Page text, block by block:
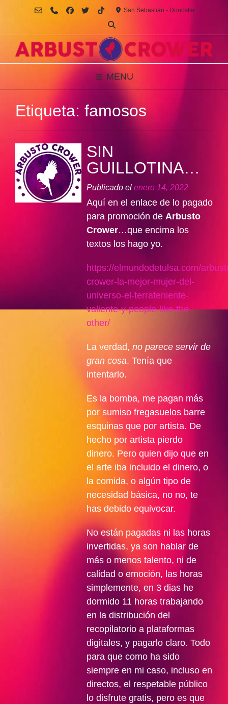
contenido
San Sebastian - Donostia
MENU
Etiqueta: famosos
SIN
GUILLOTINA…
Publicado el enero 14, 2022
Aquí en el enlace de lo pagado
para promoción de Arbusto
Crower…que encima los
textos los hago yo.
https://elmundodetulsa.com/
crower-la-mejor-mujer-del-
universo-el-terrateniente-
valiente-y-people-like-the-
other/
La verdad, no parece servir de
gran cosa. Tenía que
intentarlo.
Es la bomba, me pagan más
por sumiso fregasuelos barre
esquinas que por artista. De
hecho por artista pierdo
dinero. Pero quien dijo que en
el arte iba incluido el dinero, o
la comida, o algún tipo de
necesidad básica, no no, te
has debido equivocar.
No están pagadas ni las horas
invertidas, ya son hablar de
más o menos talento, ni de
calidad o emoción, las horas
simplemente, en 3 dias he
dormido 11 horas trabajando
en la distribución del
recopilatorio a plataformas
digitales, y pagarlo claro. Todo
para que como ha sido
siempre en mi caso, incluso en
directos, el respetable público
lo disfrute gratis, pero es que